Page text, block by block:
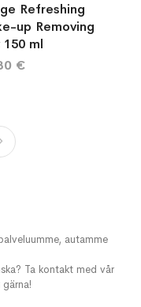
Refreshing
up Removing
150 ml
€
reading page
Sivu
Seuraava
autamme
Ta kontakt med vår